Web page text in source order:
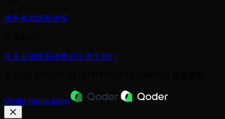
服务条款隐私政策
意见反馈联系销售论坛关于我们
Qoder home page